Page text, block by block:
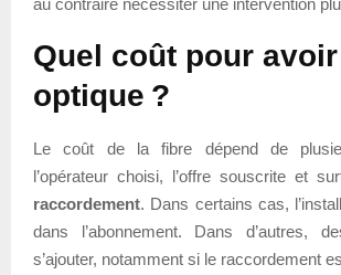
Quel coût pour
optique ?
Le coût de la fibre dépend de
l’opérateur choisi, l’offre souscrite et
raccordement. Dans certains cas,
dans l’abonnement. Dans d’autres,
s’ajouter, notamment si le raccordement